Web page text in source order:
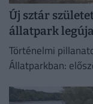
Új sztár
állatpark
Történelmi
Állatparkban:
szülő gondosan